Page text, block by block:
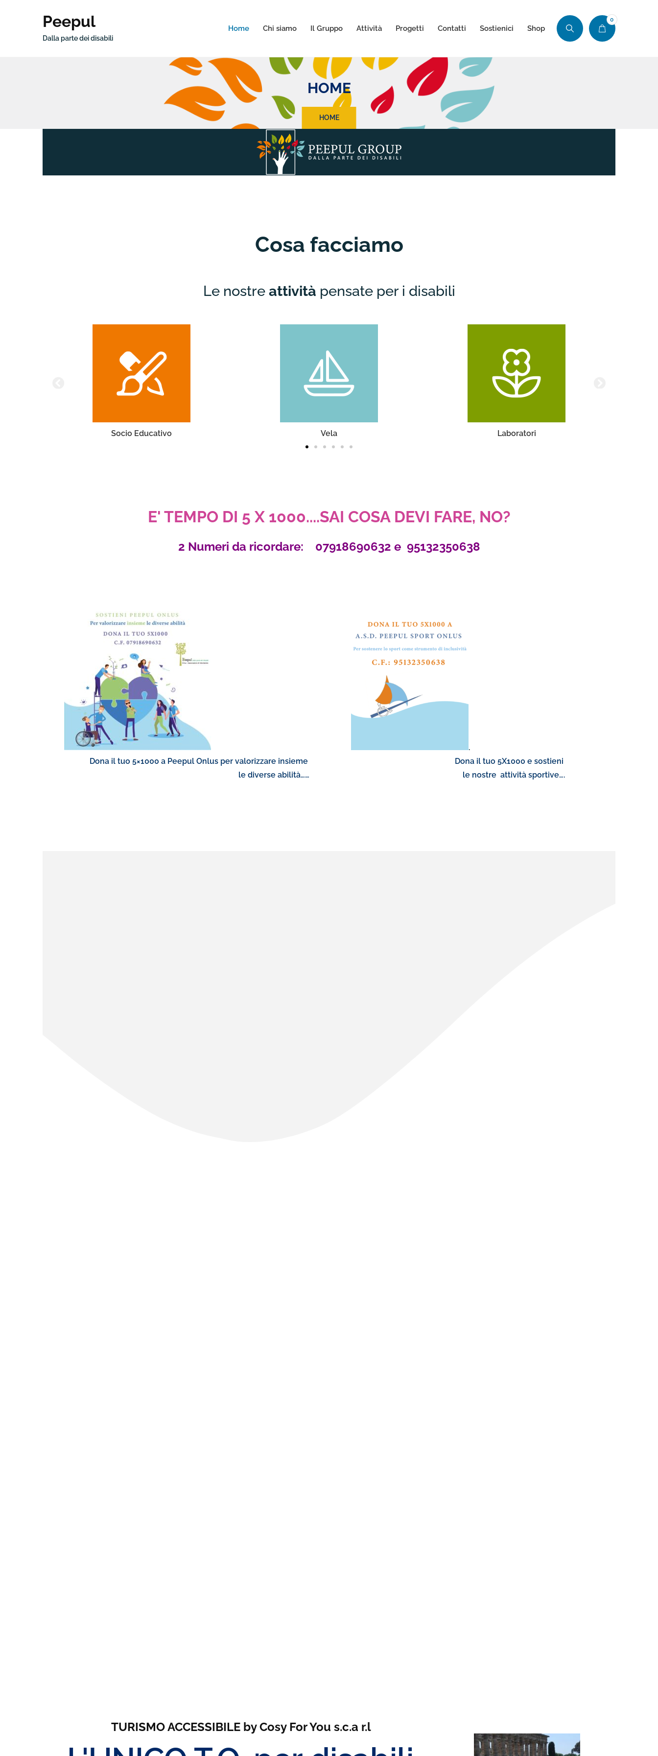
Peepul
Dalla parte dei disabili
Home Chi siamo Il Gruppo Attività Progetti Contatti Sostienici Shop
0
HOME
HOME
Cosa facciamo
Le nostre attività pensate per i disabili
Socio Educativo Laboratori
E' TEMPO DI 5 X 1000....SAI COSA DEVI FARE, NO?
2 Numeri da ricordare: 07918690632 e 95132350638
Dona il tuo 5×1000 a Peepul Onlus per valorizzare insieme
le diverse abilità……
.
Dona il tuo 5X1000 e sostieni
le nostre attività sportive….
TURISMO ACCESSIBILE by Cosy For You s.c.a r.l